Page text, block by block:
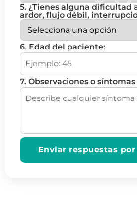
5. ¿Tienes alguna dificultad
ardor, flujo débil,
6. Edad del paciente:
7. Observaciones o
Enviar respuestas